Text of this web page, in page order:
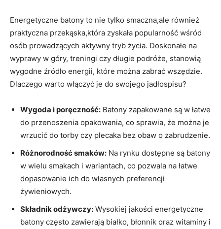
Energetyczne batony to nie⁣ tylko smaczna,ale również
praktyczna przekąska,która zyskała popularność wśród
osób prowadzących aktywny ⁣tryb ‌życia. Doskonałe na
wyprawy w góry, treningi czy długie‌ podróże, stanowią
wygodne źródło energii, które można zabrać wszędzie.
Dlaczego warto włączyć je do⁤ swojego‌ jadłospisu?
Wygoda i poręczność: Batony zapakowane są ‌w łatwe
do przenoszenia opakowania, co sprawia, że można je
wrzucić do torby czy plecaka bez obaw⁤ o‍ zabrudzenie.
Różnorodność smaków: Na rynku dostępne są batony
w wielu smakach ⁢i wariantach, co pozwala na łatwe
dopasowanie ich do własnych preferencji
żywieniowych.
Składnik odżywczy: Wysokiej jakości energetyczne
batony często⁤ zawierają białko, błonnik oraz⁤ witaminy i